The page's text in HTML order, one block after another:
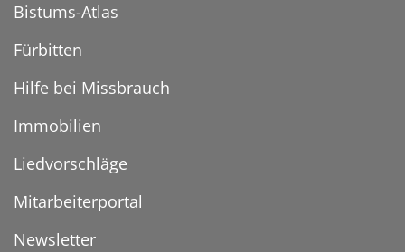
Bistums-Atlas
Fürbitten
Hilfe bei Missbrauch
Immobilien
Liedvorschläge
Mitarbeiterportal
Newsletter